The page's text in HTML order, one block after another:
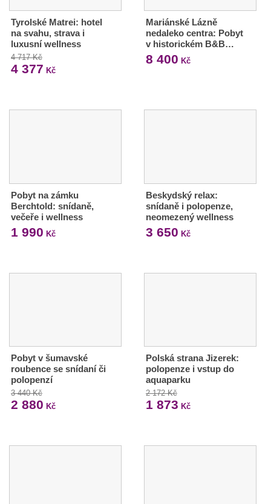
Tyrolské Matrei: hotel
na svahu, strava i
luxusní wellness
4 717 Kč
4 377 Kč
Mariánské Lázně
nedaleko centra: Pobyt
v historickém B&B…
8 400 Kč
Pobyt na zámku
Berchtold: snídaně,
večeře i wellness
1 990 Kč
Beskydský relax:
snídaně i polopenze,
neomezený wellness
3 650 Kč
Pobyt v šumavské
roubence se snídaní či
polopenzí
3 440 Kč
2 880 Kč
Polská strana Jizerek:
polopenze i vstup do
aquaparku
2 172 Kč
1 873 Kč